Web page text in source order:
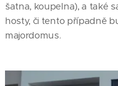
šatna, koupelna), a také
hosty, či tento případně
majordomus.